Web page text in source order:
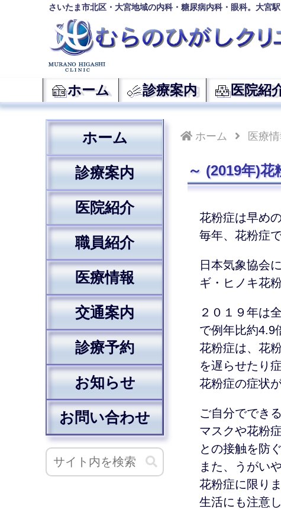
さいたま市北区・大宮地域の内科・糖尿病内科・眼科。大宮
ホーム 診療案内 医院紹
ホーム 医療
(2019年)花
花粉症は早め
毎年、花粉症
日本気象協会
ギ・ヒノキ花
２０１９年は
で例年比約4.9
花粉症は、花
を遅らせたり
花粉症の症状
ご自分ででき
マスクや花粉
との接触を防
また、うがい
花粉症に限り
生活にも注意
ホーム
診療案内
医院紹介
職員紹介
医療情報
交通案内
診療予約
お知らせ
お問い合わせ